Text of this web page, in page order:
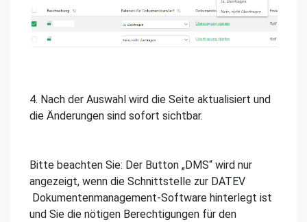
4. Nach der Auswahl wird die Seite aktualisiert und
die Änderungen sind sofort sichtbar.
Bitte beachten Sie: Der Button „DMS“ wird nur
angezeigt, wenn die Schnittstelle zur DATEV
Dokumentenmanagement-Software hinterlegt ist
und Sie die nötigen Berechtigungen für den